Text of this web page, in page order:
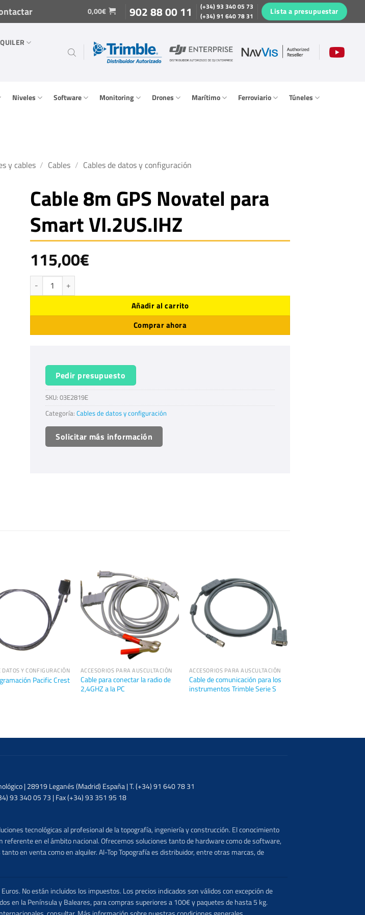
0,00€ 902 88 00 11
(+34) 93 340 05 73
(+34) 91 640 78 31
Lista a presupuestar
Niveles Software Monitoring Drones Marítimo Ferroviario Túneles
y cables / Cables / Cables de datos y configuración
Cable 8m GPS Novatel para
Smart VI.2US.IHZ
115,00€
Cable 8m GPS Novatel para Smart VI.2US.IHZ cantidad
Añadir al carrito
Comprar ahora
Pedir presupuesto
SKU: 03E2819E
Categoría: Cables de datos y configuración
Solicitar más información
DATOS Y CONFIGURACIÓN
Pacific Crest
ACCESORIOS PARA AUSCULTACIÓN
Cable para conectar la radio de
2,4GHZ a la PC
ACCESORIOS PARA AUSCULTACIÓN
Cable de comunicación para los
instrumentos Trimble Serie S
| 28919 Leganés (Madrid) España | T. (+34) 91 640 78 31
93 340 05 73 | Fax (+34) 93 351 95 18
tecnológicas al profesional de la topografía, ingeniería y construcción. El conocimiento
en el ámbito nacional. Ofrecemos soluciones tanto de hardware como de software,
en venta como en alquiler. Al-Top Topografía es distribuidor, entre otras marcas, de
No están incluidos los impuestos. Los precios indicados son válidos con excepción de
en la Península y Baleares, para compras superiores a 100€ y paquetes de hasta 5 kg.